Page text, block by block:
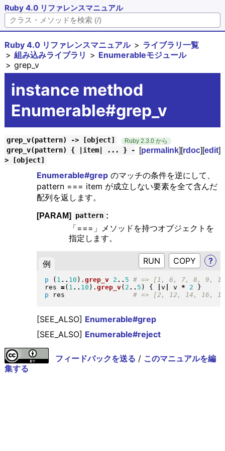
Ruby 4.0 リファレンスマニュアル
Ruby 4.0 リファレンスマニュアル
ライブラリ一覧
組み込みライブラリ
Enumerableモジュール
grep_v
instance method
Enumerable#grep_v
grep_v(pattern) -> [object] Ruby 2.3.0 から
[permalink][rdoc][edit]
grep_v(pattern) { |item| ... } -
> [object]
Enumerable#grepのマッチの条件を逆にして、
pattern === item が成立しない要素を全て含んだ
配列を返します。
[PARAM] pattern :
「===」メソッドを持つオブジェクトを
指定します。
例 RUN ?
p ( 1 .. 10 ) . grep_v 2 .. 5
res =( 1 .. 10 ) . grep_v( 2 .. 5 ) { v v * 2
}
p res
[SEE_ALSO] Enumerable#grep
[SEE_ALSO] Enumerable#reject
フィードバックを送る / このマニュアルを編
集する